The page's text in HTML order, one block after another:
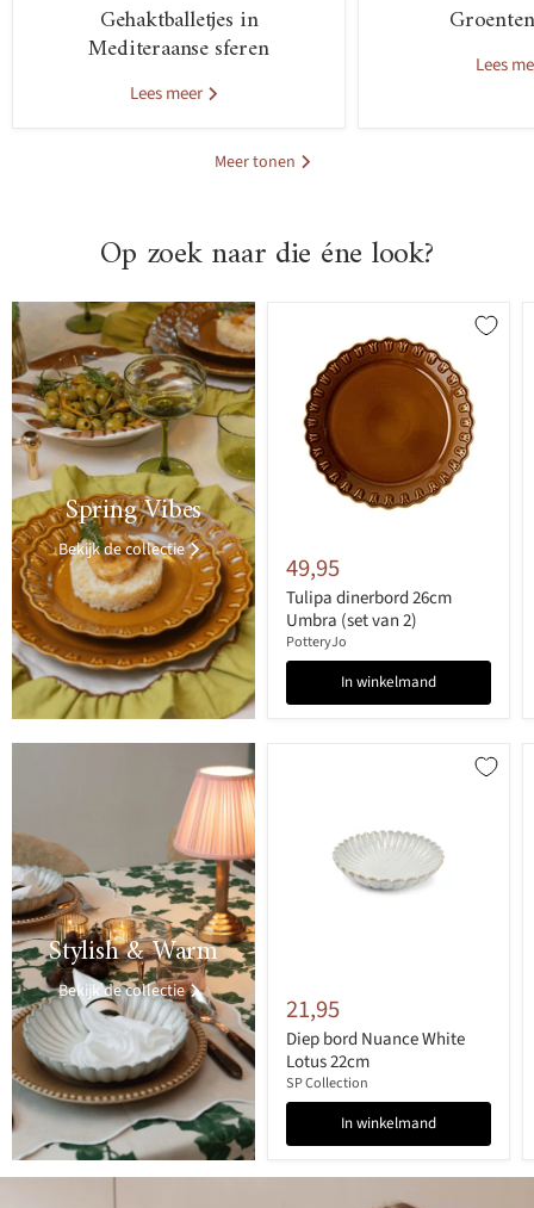
Gehaktballetjes in
Mediteraanse sferen
Lees meer
Lees
Meer tonen
Op zoek naar die éne look?
>
Spring Vibes
Bekijk de collectie
49,95
Tulipa dinerbord 26cm
Umbra (set van 2)
PotteryJo
In winkelmand
Stylish & Warm
Bekijk de collectie
21,95
Diep bord Nuance White
Lotus 22cm
SP Collection
In winkelmand